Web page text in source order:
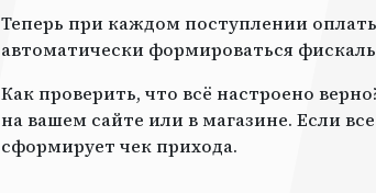
Теперь при каждом поступлении
автоматически формироваться
Как проверить, что всё настроено
на вашем сайте или в магазине. Если
сформирует чек прихода.